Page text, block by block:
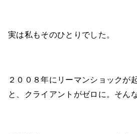
実は私もそのひとりでした。
２００８年にリーマンショックが
と、クライアントがゼロに。そん